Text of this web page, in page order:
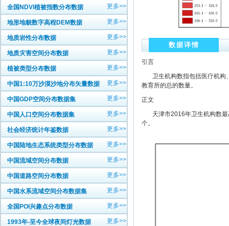
全国NDVI植被指数分布数据 更多>>
地形地貌数字高程DEM数据 更多>>
地质岩性分布数据 更多>>
地质灾害空间分布数据 更多>>
植被类型分布数据 更多>>
中国1:10万沙漠沙地分布矢量数据 更多>>
中国GDP空间分布数据集 更多>>
中国人口空间分布数据集 更多>>
社会经济统计年鉴数据 更多>>
中国陆地生态系统类型分布数据 更多>>
中国流域空间分布数据 更多>>
中国道路空间分布数据 更多>>
中国水系流域空间分布数据集 更多>>
全国POI兴趣点分布数据 更多>>
1993年-至今全球夜间灯光数据 更多>>
数据详情
引言
卫生机构数指包括医疗机构
教育所的总的数量。
正文
天津市2016年卫生机构数最
个。